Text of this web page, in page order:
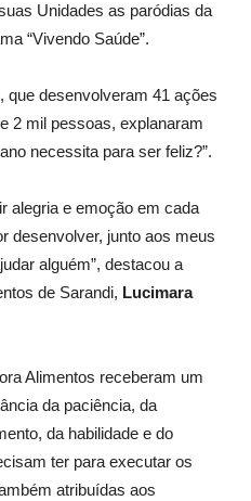
Unidades as paródias da
“Vivendo Saúde”.
que desenvolveram 41 ações
2 mil pessoas, explanaram
necessita para ser feliz?”.
alegria e emoção em cada
desenvolver, junto aos meus
alguém”, destacou a
de Sarandi, Lucimara
receberam um
da paciência, da
da habilidade e do
ter para executar os
atribuídas aos